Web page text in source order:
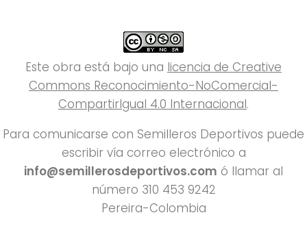
Este obra está bajo una licencia de Creative
Commons Reconocimiento-NoComercial-
CompartirIgual 4.0 Internacional.
Para comunicarse con Semilleros Deportivos puede
escribir vía correo electrónico a
info@semillerosdeportivos.com ó llamar al
número 310 453 9242
Pereira-Colombia